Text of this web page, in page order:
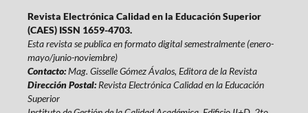
Revista Electrónica Calidad en la Educación Superior
(CAES) ISSN 1659-4703.
Esta revista se publica en formato digital semestralmente (enero-
mayo/junio-noviembre)
Contacto:Mag. Gisselle Gómez Ávalos, Editora de la Revista
Dirección Postal:Revista Electrónica Calidad en la Educación
Superior